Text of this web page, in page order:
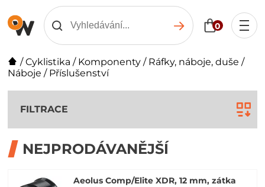
0
/Cyklistika / Komponenty / Ráfky, náboje, duše /
Náboje / Příslušenství
FILTRACE
NEJPRODÁVANĚJŠÍ
Aeolus Comp/Elite XDR, 12 mm, zátka